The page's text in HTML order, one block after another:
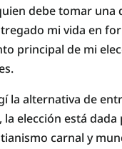
debe tomar una
mi vida en
principal de mi
la alternativa de
elección está
carnal y